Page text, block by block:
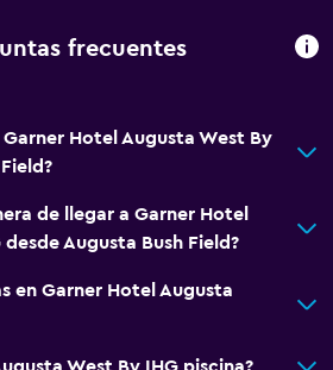
comunes
frecuentes
Hotel Augusta West By
de llegar a Garner Hotel
Augusta Bush Field?
en Garner Hotel Augusta
West By IHG piscina?